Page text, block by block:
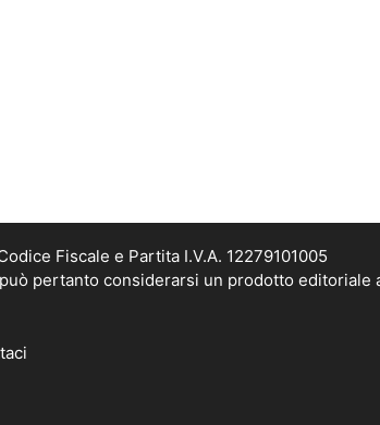
Fiscale e Partita I.V.A. 12279101005
pertanto considerarsi un prodotto editoriale